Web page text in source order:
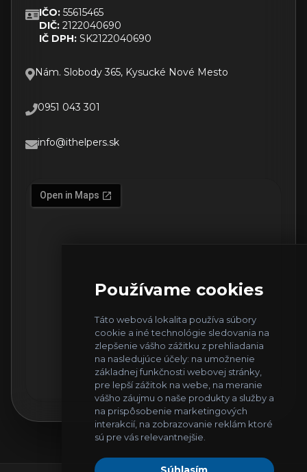
Používame cookies
Táto webová lokalita používa súbory
cookie a iné technológie sledovania na
zlepšenie vášho zážitku z prehliadania
na nasledujúce účely: na umožnenie
základnej funkčnosti webovej stránky,
pre lepší zážitok na webe na meranie
vášho záujmu o naše produkty a služby a
na prispôsobenie marketingových
interakcií, na zobrazovanie reklám ktoré
sú pre vás relevantnejšie
IČO: 55615465
DIČ: 2122040690
IČ DPH: SK2122040690
Nám. Slobody 365, Kysucké Nové Mesto
0951 043 301
info@ithelpers.sk